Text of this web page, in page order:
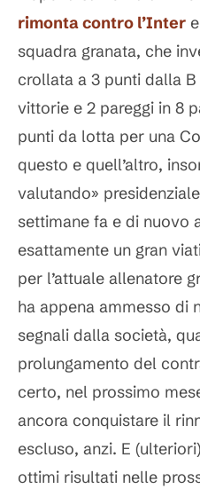
rimonta contro l’Inter
squadra granata, che
crollata a 3 punti dalla B
vittorie e 2 pareggi in 8
punti da lotta per una
questo e quell’altro,
valutando»
settimane fa e di nuovo
esattamente un gran
per l’attuale allenatore
ha appena ammesso di
segnali dalla società,
prolungamento del
certo, nel prossimo
ancora conquistare il
escluso, anzi. E
ottimi risultati nelle